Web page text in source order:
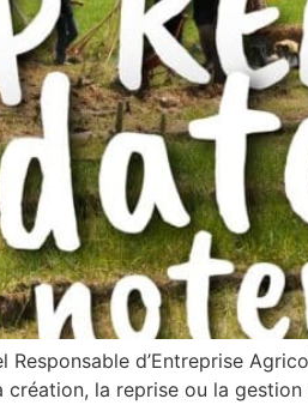
d’Entreprise
la reprise ou la gestion